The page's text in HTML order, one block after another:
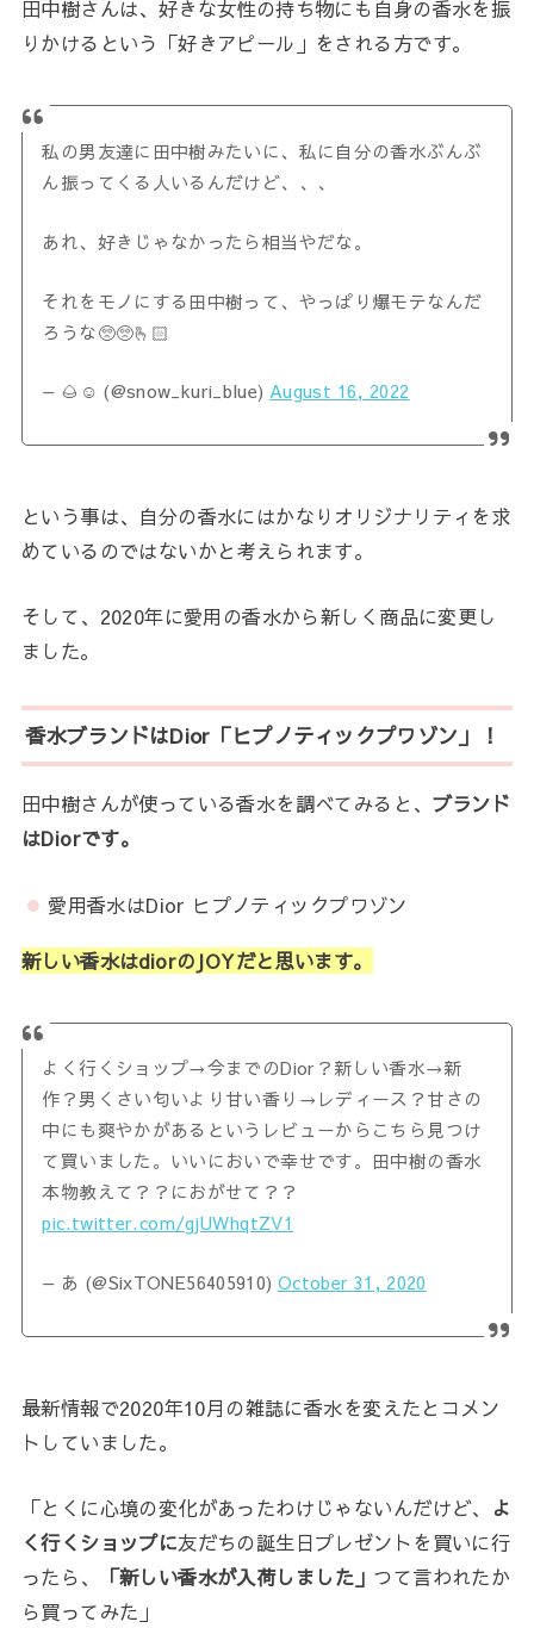
田中樹さんは、好きな女性の持ち物にも自身の香水を振
りかけるという「好きアピール」をされる方です。
私の男友達に田中樹みたいに、私に自分の香水ぶんぶ
ん振ってくる人いるんだけど、、、
あれ、好きじゃなかったら相当やだな。
それをモノにする田中樹って、やっぱり爆モテなんだ
ろうな🥺🥺🫰🏻
— 🌰☺︎ (@snow_kuri_blue) August 16, 2022
という事は、自分の香水にはかなりオリジナリティを求
めているのではないかと考えられます。
そして、2020年に愛用の香水から新しく商品に変更し
ました。
香水ブランドはDior「ヒプノティックプワゾン」！
田中樹さんが使っている香水を調べてみると、 ブランド
はDiorです。
愛用香水はDior ヒプノティックプワゾン
新しい香水はdiorのJOYだと思います。
よく行くショップ→今までのDior？新しい香水→新
作？男くさい匂いより甘い香り→レディース？甘さの
中にも爽やかがあるというレビューからこちら見つけ
て買いました。いいにおいで幸せです。田中樹の香水
本物教えて？？におがせて？？
pic.twitter.com/gjUWhqtZV1
— あ (@SixTONE56405910) October 31, 2020
最新情報で2020年10月の雑誌に香水を変えたとコメン
トしていました。
「とくに心境の変化があったわけじゃないんだけど、
よ
く行くショップに友だちの誕生日プレゼントを買いに行
ったら、
「新しい香水が入荷しました」 つて言われたか
ら買ってみた」